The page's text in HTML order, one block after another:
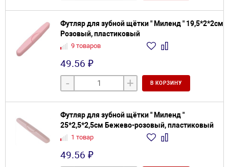
Футляр для зубной щётки " Миленд " 19,5*2*2см
Розовый, пластиковый
9 товаров
49.56 ₽
- + В КОРЗИНУ
Футляр для зубной щётки " Миленд "
25*2,5*2,5см Бежево-розовый, пластиковый
1 товар
49.56 ₽